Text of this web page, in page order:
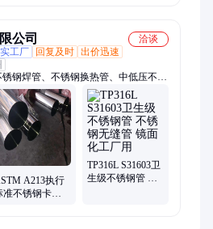
公司
洽谈
工厂 回复及时 出价迅速
钢焊管、不锈钢换热管、中低压不锈
不锈钢管、不锈钢卫生管、精密不锈
不锈钢管、BA不锈钢管、304不锈钢
不锈钢管、310S不锈钢管、低温不锈钢
锈钢管、厚壁不锈钢管、不锈钢工业
酸洗不锈钢管、不锈钢水管、不锈钢
A213执行
准不锈钢卡套
TP316L S31603卫
生级不锈钢管 不